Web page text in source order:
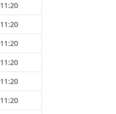
11:20
11:20
11:20
11:20
11:20
11:20